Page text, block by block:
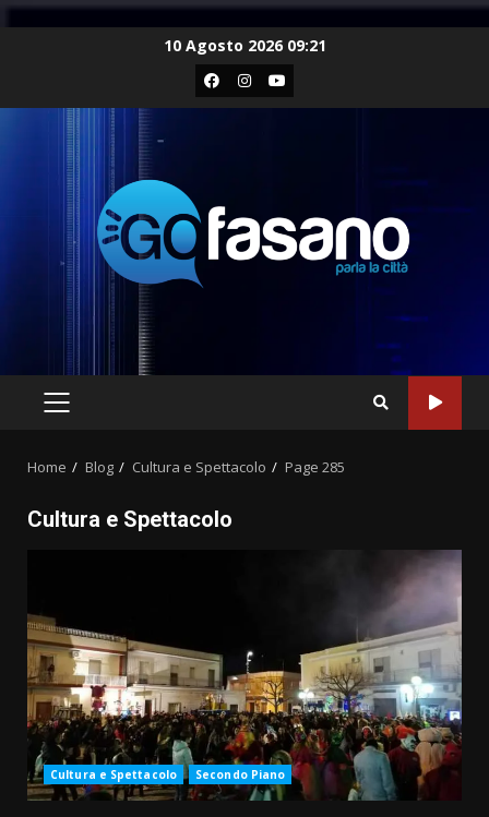
10 Agosto 2026 09:21
Facebook
Instagram
Youtube
PRIMARY
Home Blog Cultura e Spettacolo Page 285
Cultura e Spettacolo
Cultura e Spettacolo Secondo Piano